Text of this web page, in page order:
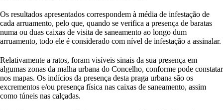
Os resultados apresentados correspondem à média de infestação de
cada arruamento, pelo que, quando se verifica a presença de baratas
numa ou duas caixas de visita de saneamento ao longo dum
arruamento, todo ele é considerado com nível de infestação a assinalar.
Relativamente a ratos, foram visíveis sinais da sua presença em
algumas zonas da malha urbana do Concelho, conforme pode constatar
nos mapas. Os indícios da presença desta praga urbana são os
excrementos e/ou presença física nas caixas de saneamento, assim
como túneis nas calçadas.